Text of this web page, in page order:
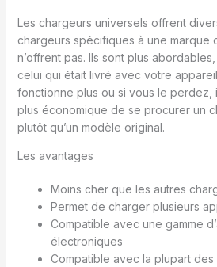
Les chargeurs universels offrent
chargeurs spécifiques à une marque
n’offrent pas. Ils sont plus
celui qui était livré avec votre
fonctionne plus ou si vous le perdez,
plus économique de se procurer un
plutôt qu’un modèle original.
Les avantages
Moins cher que les autres
Permet de charger plusieurs
Compatible avec une gamme
électroniques
Compatible avec la plupart des